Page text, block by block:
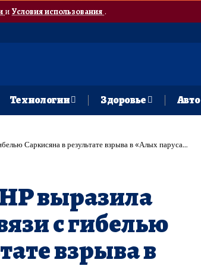
и Условия использования.
Технологии Здоровье Авто
Саркисяна в результате взрыва в «Алых парусах»
выразила
с гибелью
взрыва в